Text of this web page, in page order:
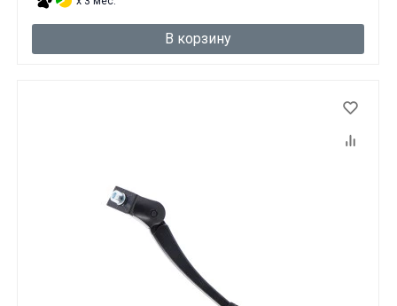
В корзину